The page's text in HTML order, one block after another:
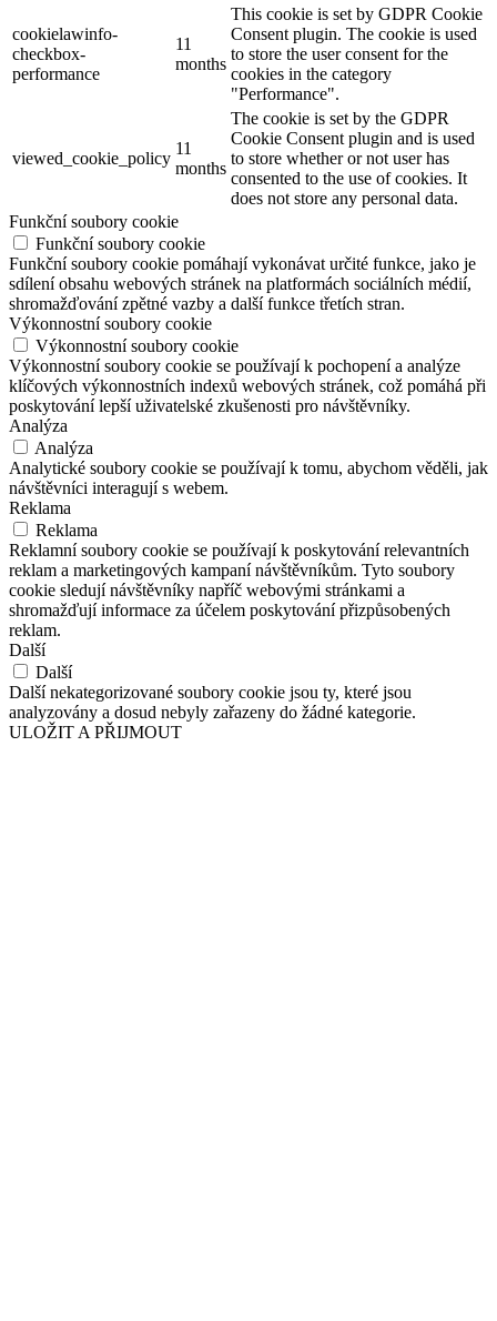
cookielawinfo-
checkbox-
performance
11
months
This cookie is set by GDPR Cookie
Consent plugin. The cookie is used
to store the user consent for the
cookies in the category
"Performance".
viewed_cookie_policy
11
months
The cookie is set by the GDPR
Cookie Consent plugin and is used
to store whether or not user has
consented to the use of cookies. It
does not store any personal data.
Funkční soubory cookie
Funkční soubory cookie
Funkční soubory cookie pomáhají vykonávat určité funkce, jako je
sdílení obsahu webových stránek na platformách sociálních médií,
shromažďování zpětné vazby a další funkce třetích stran.
Výkonnostní soubory cookie
Výkonnostní soubory cookie
Výkonnostní soubory cookie se používají k pochopení a analýze
klíčových výkonnostních indexů webových stránek, což pomáhá při
poskytování lepší uživatelské zkušenosti pro návštěvníky.
Analýza
Analýza
Analytické soubory cookie se používají k tomu, abychom věděli, jak
návštěvníci interagují s webem.
Reklama
Reklama
Reklamní soubory cookie se používají k poskytování relevantních
reklam a marketingových kampaní návštěvníkům. Tyto soubory
cookie sledují návštěvníky napříč webovými stránkami a
shromažďují informace za účelem poskytování přizpůsobených
reklam.
Další
Další
Další nekategorizované soubory cookie jsou ty, které jsou
analyzovány a dosud nebyly zařazeny do žádné kategorie.
ULOŽIT A PŘIJMOUT